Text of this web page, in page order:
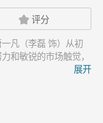
 评分
凡（李磊 饰）从初
和敏锐的市场触觉，
展开